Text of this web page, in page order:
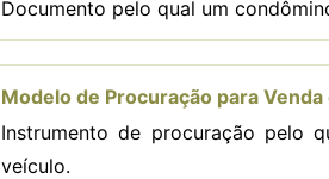
Documento pelo qual um
Modelo de Procuração para
Instrumento de procuração pelo
veículo.